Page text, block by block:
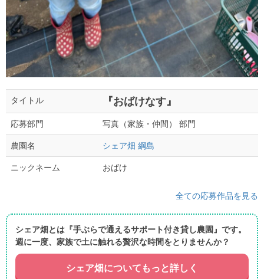
タイトル 『おばけなす』
応募部門 写真（家族・仲間） 部門
農園名 シェア畑 綱島
ニックネーム おばけ
全ての応募作品を見る
シェア畑とは『手ぶらで通えるサポート付き貸し農園』です。
週に一度、家族で土に触れる贅沢な時間をとりませんか？
シェア畑についてもっと詳しく